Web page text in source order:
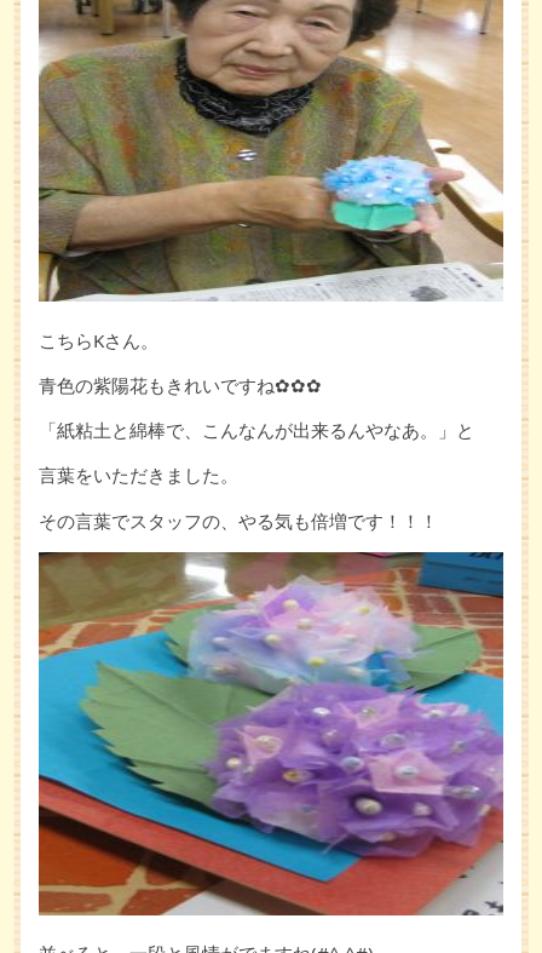
こちらKさん。
青色の紫陽花もきれいですね✿✿✿
「紙粘土と綿棒で、こんなんが出来るんやなあ。」と
言葉をいただきました。
その言葉でスタッフの、やる気も倍増です！！！